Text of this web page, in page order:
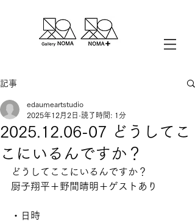
記事
2025.12.06-07 どうしてこ
こにいるんですか？
edaumeartstudio
2025年12月2日 読了時間: 1分
どうしてここにいるんですか？
厨子翔平＋野間晴明＋ゲストあり
・日時